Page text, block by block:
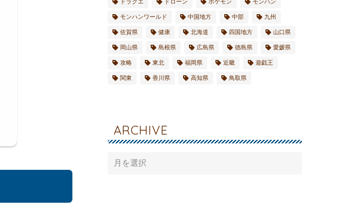
ドラクエ ドローン ポケモン モンハン
モンハンワールド 中国地方 中部 九州
佐賀県 健康 北海道 四国地方 山口県
岡山県 島根県 広島県 徳島県 愛媛県
攻略 東北 福岡県 近畿 遊戯王
関東 香川県 高知県 鳥取県
ARCHIVE